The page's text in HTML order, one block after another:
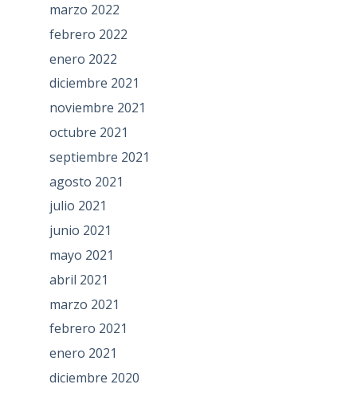
marzo 2022
febrero 2022
enero 2022
diciembre 2021
noviembre 2021
octubre 2021
septiembre 2021
agosto 2021
julio 2021
junio 2021
mayo 2021
abril 2021
marzo 2021
febrero 2021
enero 2021
diciembre 2020